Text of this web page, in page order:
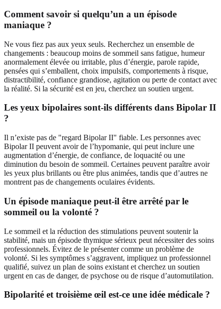
Comment savoir si quelqu’un a un épisode
maniaque ?
Ne vous fiez pas aux yeux seuls. Recherchez un ensemble de
changements : beaucoup moins de sommeil sans fatigue, humeur
anormalement élevée ou irritable, plus d’énergie, parole rapide,
pensées qui s’emballent, choix impulsifs, comportements à risque,
distractibilité, confiance grandiose, agitation ou perte de contact avec
la réalité. Si la sécurité est en jeu, cherchez un soutien urgent.
Les yeux bipolaires sont-ils différents dans Bipolar II
?
Il n’existe pas de "regard Bipolar II" fiable. Les personnes avec
Bipolar II peuvent avoir de l’hypomanie, qui peut inclure une
augmentation d’énergie, de confiance, de loquacité ou une
diminution du besoin de sommeil. Certaines peuvent paraître avoir
les yeux plus brillants ou être plus animées, tandis que d’autres ne
montrent pas de changements oculaires évidents.
Un épisode maniaque peut-il être arrêté par le
sommeil ou la volonté ?
Le sommeil et la réduction des stimulations peuvent soutenir la
stabilité, mais un épisode thymique sérieux peut nécessiter des soins
professionnels. Évitez de le présenter comme un problème de
volonté. Si les symptômes s’aggravent, impliquez un professionnel
qualifié, suivez un plan de soins existant et cherchez un soutien
urgent en cas de danger, de psychose ou de risque d’automutilation.
Bipolarité et troisième œil est-ce une idée médicale ?